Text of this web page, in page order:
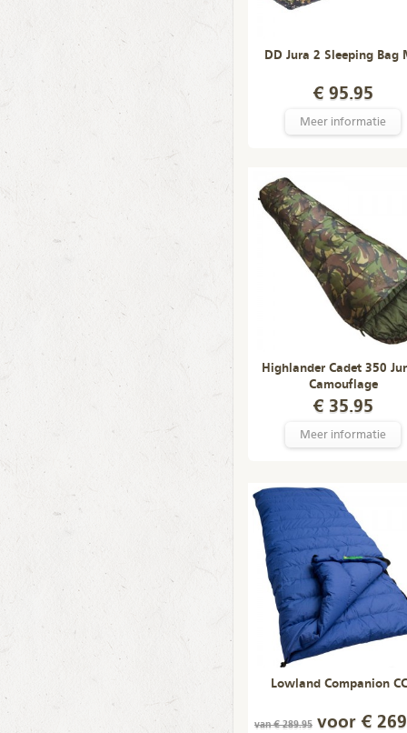
DD Jura 2 Sleeping Bag
€ 95.95
Meer informatie
Highlander Cadet 350
Camouflage
€ 35.95
Meer informatie
Lowland Companion
van € 289.95 voor €